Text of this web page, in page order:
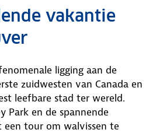
vakantie
ligging aan de
zuidwesten van Canada en
leefbare stad ter wereld.
Park en de spannende
een tour om walvissen te